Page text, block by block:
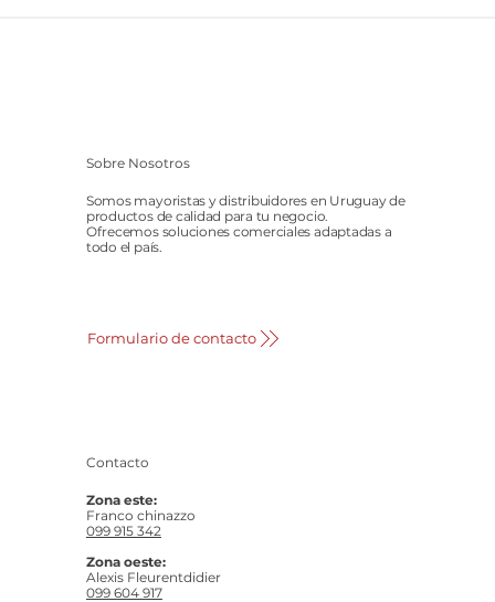
Sobre Nosotros
Somos mayoristas y distribuidores en Uruguay de
productos de calidad para tu negocio.
Ofrecemos soluciones comerciales adaptadas a
todo el país.
Formulario de contacto
Contacto
Zona este:
Franco chinazzo
099 915 342
Zona oeste:
Alexis Fleurentdidier
099 604 917